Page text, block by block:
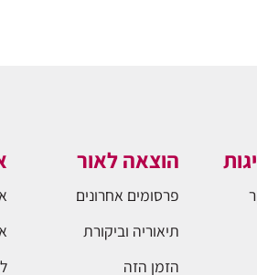
הוצאה לאור
פרסומים אחרונים
תיאוריה וביקורת
הזמן הזה